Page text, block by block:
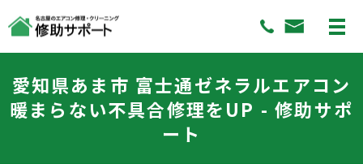
愛知県あま市 富士通ゼネラルエアコン
暖まらない不具合修理をUP - 修助サポ
ート